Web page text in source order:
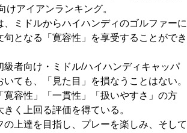
けアイアンランキング。
、ミドルからハイハンディのゴルファーに
句となる「寛容性」を享受することができ
級者向け・ミドル/ハイハンディキャッパ
ても、「見た目」を損なうことはない。
寛容性」「一貫性」「扱いやすさ」の方
く上回る評価を得ている。
の上達を目指し、プレーを楽しみ、そして